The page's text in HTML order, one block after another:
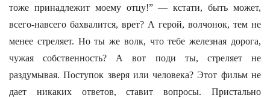
тоже принадлежит моему отцу!” — кстати, быть может,
всего-навсего бахвалится, врет? А герой, волчонок, тем не
менее стреляет. Но ты же волк, что тебе железная дорога,
чужая собственность? А вот поди ты, стреляет не
раздумывая. Поступок зверя или человека? Этот фильм не
дает никаких ответов, ставит вопросы. Пристально